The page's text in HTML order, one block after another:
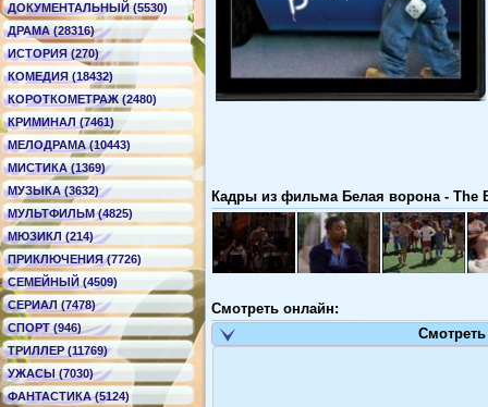
ДОКУМЕНТАЛЬНЫЙ (5530)
ДРАМА (28316)
ИСТОРИЯ (270)
КОМЕДИЯ (18432)
КОРОТКОМЕТРАЖ (2480)
КРИМИНАЛ (7461)
МЕЛОДРАМА (10443)
МИСТИКА (1369)
МУЗЫКА (3632)
МУЛЬТФИЛЬМ (4825)
МЮЗИКЛ (214)
ПРИКЛЮЧЕНИЯ (7726)
СЕМЕЙНЫЙ (4509)
СЕРИАЛ (7478)
СПОРТ (946)
ТРИЛЛЕР (11769)
УЖАСЫ (7030)
ФАНТАСТИКА (5124)
Кадры из фильма Белая ворона - The
Смотреть онлайн: